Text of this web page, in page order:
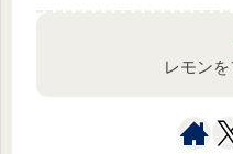
レモン